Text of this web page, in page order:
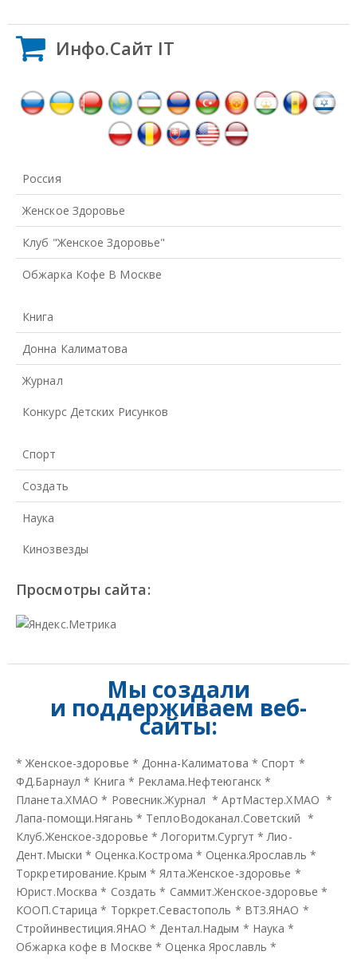
Инфо.Сайт IT
Россия
Женское Здоровье
Клуб "Женское Здоровье"
Обжарка Кофе В Москве
Книга
Донна Калиматова
Журнал
Конкурс Детских Рисунков
Спорт
Создать
Наука
Кинозвезды
Просмотры сайта:
Мы создали
и поддерживаем веб-
сайты:
*Женское-здоровье * Донна-Калиматова * Спорт *
ФД.Барнаул * Книга * Реклама.Нефтеюганск *
Планета.ХМАО * Ровесник.Журнал *АртМастер.ХМАО *
Лапа-помощи.Нягань * ТеплоВодоканал.Советский *
Клуб.Женское-здоровье * Логоритм.Сургут * Лио-
Дент.Мыски * Оценка.Кострома * Оценка.Ярославль *
Торкретирование.Крым * Ялта.Женское-здоровье *
Юрист.Москва * Создать * Саммит.Женское-здоровье *
КООП.Старица * Торкрет.Севастополь * ВТЗ.ЯНАО *
Стройинвестиция.ЯНАО * Дентал.Надым * Наука *
Обжарка кофе в Москве * Оценка Ярославль *